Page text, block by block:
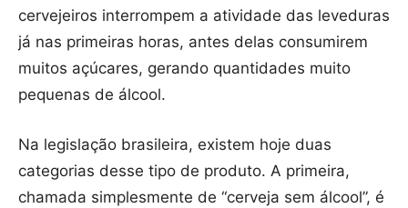
cervejeiros interrompem a atividade das leveduras
já nas primeiras horas, antes delas consumirem
muitos açúcares, gerando quantidades muito
pequenas de álcool.
Na legislação brasileira, existem hoje duas
categorias desse tipo de produto. A primeira,
chamada simplesmente de “cerveja sem álcool”, é